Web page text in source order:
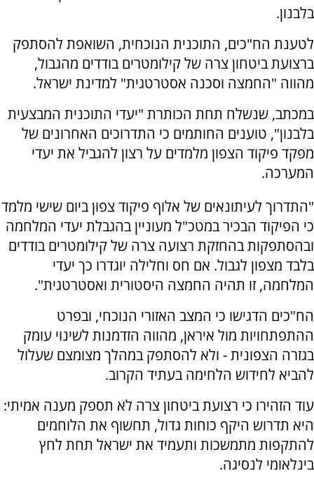
בלבנון.
לטענת הח"כים, התוכנית הנוכחית, השואפת להסתפק
ברצועת ביטחון צרה של קילומטרים בודדים מהגבול,
מהווה "החמצה וסכנה אסטרטגית" למדינת ישראל.
במכתב, שנשלח תחת הכותרת "יעדי התוכנית המבצעית
בלבנון", טוענים החותמים כי התדרוכים האחרונים של
מפקד פיקוד הצפון מלמדים על רצון להגביל את יעדי
המערכה.
"התדרוך לעיתונאים של אלוף פיקוד צפון ביום שישי מלמד
כי הפיקוד הבכיר במטכ"ל מעוניין בהגבלת יעדי המלחמה
ובהסתפקות בהחזקת רצועה צרה של קילומטרים בודדים
בלבד מצפון לגבול. אם חס וחלילה יוגדרו כך יעדי
המלחמה, זו תהיה החמצה היסטורית ואסטרטגית".
הח"כים הדגישו כי המצב האזורי הנוכחי, ובפרט
ההתפתחויות מול איראן, מהווה הזדמנות לשינוי עומק
בגזרה הצפונית - ולא להסתפק במהלך מצומצם שעלול
להביא לחידוש הלחימה בעתיד הקרוב.
עוד הזהירו כי רצועת ביטחון צרה לא תספק מענה אמיתי:
היא תדרוש היקף כוחות גדול, תחשוף את הלוחמים
להתקפות מתמשכות ותעמיד את ישראל תחת לחץ
בינלאומי לנסיגה.